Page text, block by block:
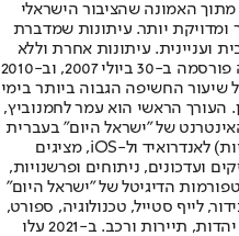
האמונה שהציבור הישראלי
ומדויקת יותר. עיתונות שמדברת
ועניינית. עיתונות אחרת וללא
תשלום. המהדורה המודפסת הראשונה פורסמה ב-30 ביולי 2007, וב-2010
שיעור החשיפה הגבוה ביותר בימי
העורך הראשי הוא עמר לחמנוביץ,
של "ישראל היום" בעברית
ובאנגלית, כמו כן היישומונים (אפליקציות) לאנדרואיד ול-iOS, מציגים
ועדכונים, ניתוחים ופרשנויות,
הדיגיטל של "ישראל היום"
לייף סטייל, טכנולוגיה, ספורט,
כלכלה וצרכנות, בריאות, חיילים, אוכל, יהדות, תיירות ורכב. ב-2021 עלו